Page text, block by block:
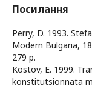
Посилання
Perry, D. 1993.
Modern Bulgaria,
279 р.
Kostov, E. 1999.
konstitutsionnata